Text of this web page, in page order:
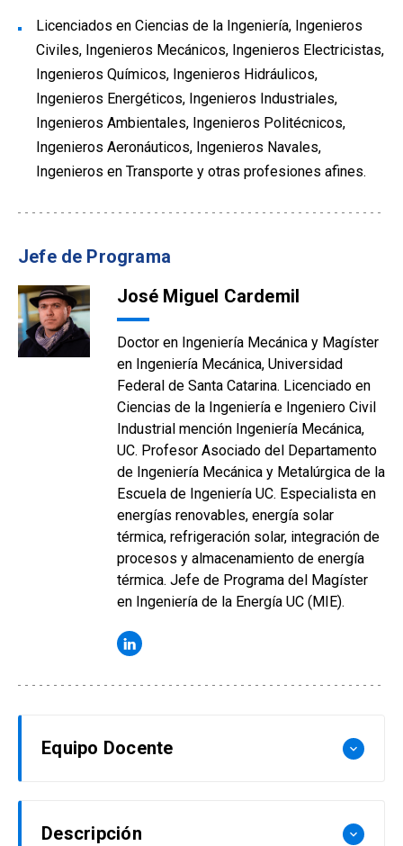
Licenciados en Ciencias de la Ingeniería, Ingenieros
Civiles, Ingenieros Mecánicos, Ingenieros Electricistas,
Ingenieros Químicos, Ingenieros Hidráulicos,
Ingenieros Energéticos, Ingenieros Industriales,
Ingenieros Ambientales, Ingenieros Politécnicos,
Ingenieros Aeronáuticos, Ingenieros Navales,
Ingenieros en Transporte y otras profesiones afines.
Jefe de Programa
José Miguel Cardemil
Doctor en Ingeniería Mecánica y Magíster
en Ingeniería Mecánica, Universidad
Federal de Santa Catarina. Licenciado en
Ciencias de la Ingeniería e Ingeniero Civil
Industrial mención Ingeniería Mecánica,
UC. Profesor Asociado del Departamento
de Ingeniería Mecánica y Metalúrgica de la
Escuela de Ingeniería UC. Especialista en
energías renovables, energía solar
térmica, refrigeración solar, integración de
procesos y almacenamiento de energía
térmica. Jefe de Programa del Magíster
en Ingeniería de la Energía UC (MIE).
Equipo Docente keyboard_arrow_down
Descripción keyboard_arrow_down